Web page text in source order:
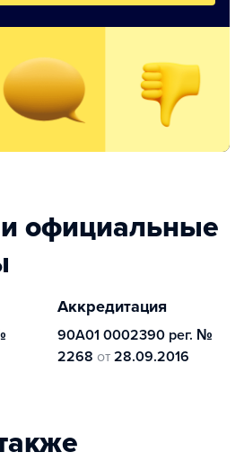
официальные
Аккредитация
90А01 0002390 рег. №
2268 от 28.09.2016